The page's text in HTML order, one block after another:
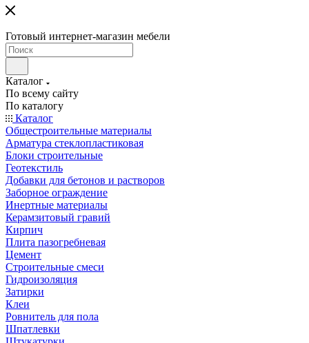
Готовый интернет-магазин мебели
Каталог
По всему сайту
По каталогу
Каталог
Общестроительные материалы
Арматура стеклопластиковая
Блоки строительные
Геотекстиль
Добавки для бетонов и растворов
Заборное ограждение
Инертные материалы
Керамзитовый гравий
Кирпич
Плита пазогребневая
Цемент
Строительные смеси
Гидроизоляция
Затирки
Клеи
Ровнитель для пола
Шпатлевки